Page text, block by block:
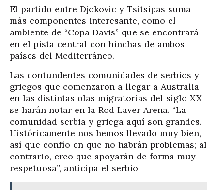
El partido entre Djokovic y Tsitsipas suma
más componentes interesante, como el
ambiente de “Copa Davis” que se encontrará
en el pista central con hinchas de ambos
países del Mediterráneo.
Las contundentes comunidades de serbios y
griegos que comenzaron a llegar a Australia
en las distintas olas migratorias del siglo XX
se harán notar en la Rod Laver Arena. “La
comunidad serbia y griega aquí son grandes.
Históricamente nos hemos llevado muy bien,
así que confío en que no habrán problemas; al
contrario, creo que apoyarán de forma muy
respetuosa”, anticipa el serbio.